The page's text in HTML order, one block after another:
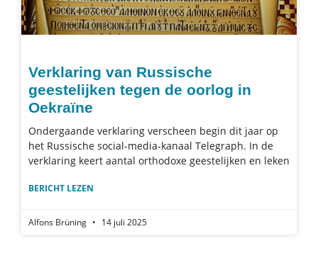
Verklaring van Russische
geestelijken tegen de oorlog in
Oekraïne
Ondergaande verklaring verscheen begin dit jaar op
het Russische social-media-kanaal Telegraph. In de
verklaring keert aantal orthodoxe geestelijken en leken
BERICHT LEZEN
Alfons Brüning 14 juli 2025